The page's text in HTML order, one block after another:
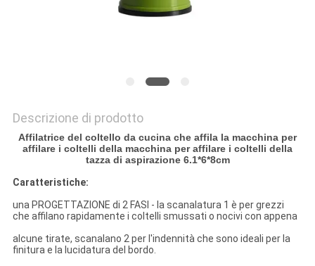
Descrizione di prodotto
Affilatrice del coltello da cucina che affila la macchina per
affilare i coltelli della macchina per affilare i coltelli della
tazza di aspirazione 6.1*6*8cm
Caratteristiche:
una PROGETTAZIONE di 2 FASI - la scanalatura 1 è per grezzi
che affilano rapidamente i coltelli smussati o nocivi con appena
alcune tirate, scanalano 2 per l'indennità che sono ideali per la
finitura e la lucidatura del bordo.